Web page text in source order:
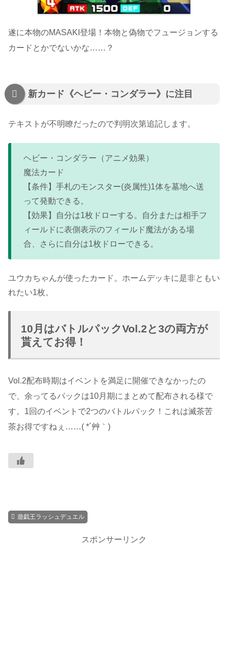
遂に本物のMASAKI登場！本物と偽物でフュージョンする
カードとかでないかな……？
新カード《ヘビー・コンダラー》に注目
テキストが不明瞭だったので判明次第追記します。
ヘビー・コンダラー（アニメ効果）
魔法カード
【条件】手札のモンスター(炎属性)1体を墓地へ送
って発動できる。
【効果】自分は1枚ドローする。自分または相手フ
ィールドに表側表示のフィールド魔法がある場
合、さらに自分は1枚ドローできる。
ユウカちゃんが使ったカード。ホームデッキに是非ともい
れたい1枚。
10月はバトルパックVol.2と3の両方が
貰えてお得！
Vol.2配布時期はイベントを満足に開催できなかったの
で、余ってるパックは10月期にまとめて配布される様で
す。1回のイベントで2つのバトルパック！これは滅茶苦
茶お得ですねぇ……( *´艸｀)
遊戯王ラッシュデュエル
スポンサーリンク